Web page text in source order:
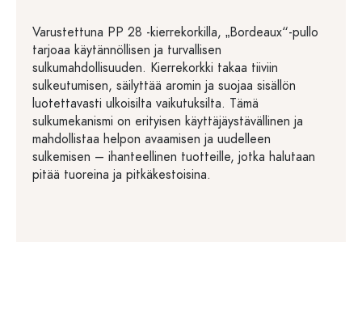
Varustettuna PP 28 -kierrekorkilla, „Bordeaux“-pullo
tarjoaa käytännöllisen ja turvallisen
sulkumahdollisuuden. Kierrekorkki takaa tiiviin
sulkeutumisen, säilyttää aromin ja suojaa sisällön
luotettavasti ulkoisilta vaikutuksilta. Tämä
sulkumekanismi on erityisen käyttäjäystävällinen ja
mahdollistaa helpon avaamisen ja uudelleen
sulkemisen – ihanteellinen tuotteille, jotka halutaan
pitää tuoreina ja pitkäkestoisina.